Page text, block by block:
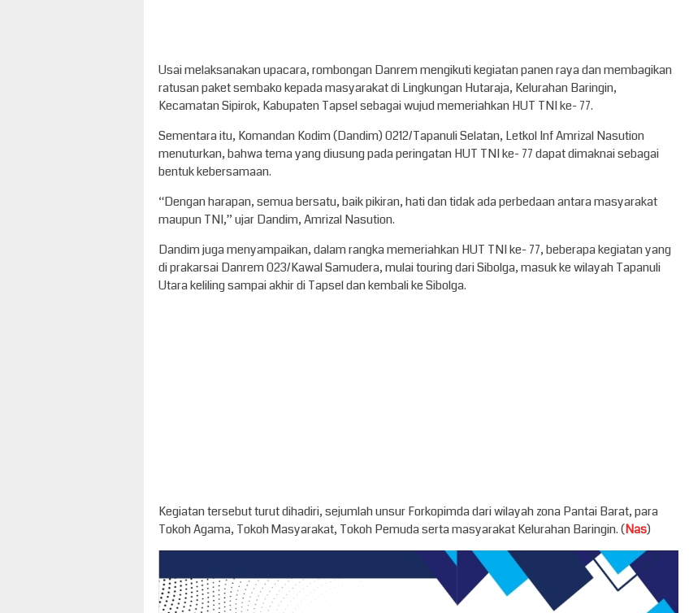
Usai melaksanakan upacara, rombongan Danrem mengikuti kegiatan panen raya dan membagikan
ratusan paket sembako kepada masyarakat di Lingkungan Hutaraja, Kelurahan Baringin,
Kecamatan Sipirok, Kabupaten Tapsel sebagai wujud memeriahkan HUT TNI ke- 77.
Sementara itu, Komandan Kodim (Dandim) 0212/Tapanuli Selatan, Letkol Inf Amrizal Nasution
menuturkan, bahwa tema yang diusung pada peringatan HUT TNI ke- 77 dapat dimaknai sebagai
bentuk kebersamaan.
“Dengan harapan, semua bersatu, baik pikiran, hati dan tidak ada perbedaan antara masyarakat
maupun TNI,” ujar Dandim, Amrizal Nasution.
Dandim juga menyampaikan, dalam rangka memeriahkan HUT TNI ke- 77, beberapa kegiatan yang
di prakarsai Danrem 023/Kawal Samudera, mulai touring dari Sibolga, masuk ke wilayah Tapanuli
Utara keliling sampai akhir di Tapsel dan kembali ke Sibolga.
Kegiatan tersebut turut dihadiri, sejumlah unsur Forkopimda dari wilayah zona Pantai Barat, para
Tokoh Agama, Tokoh Masyarakat, Tokoh Pemuda serta masyarakat Kelurahan Baringin. (Nas)